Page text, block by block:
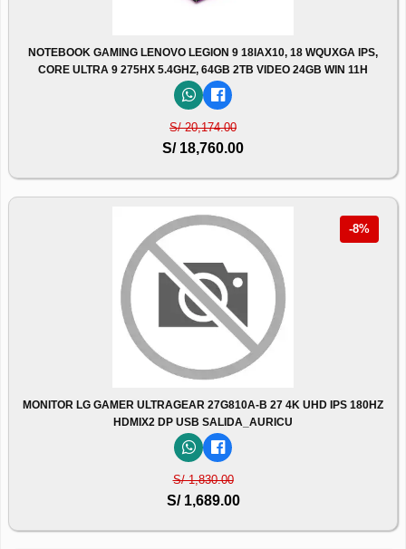
NOTEBOOK GAMING LENOVO LEGION 9 18IAX10, 18 WQUXGA IPS,
CORE ULTRA 9 275HX 5.4GHZ, 64GB 2TB VIDEO 24GB WIN 11H
S/ 20,174.00
S/ 18,760.00
-8%
MONITOR LG GAMER ULTRAGEAR 27G810A-B 27 4K UHD IPS 180HZ
HDMIX2 DP USB SALIDA_AURICU
S/ 1,830.00
S/ 1,689.00